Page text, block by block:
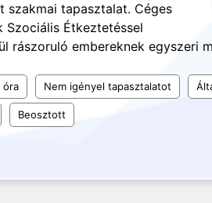
szakmai tapasztalat. Céges
Szociális Étkeztetéssel
rászoruló embereknek egyszeri
óra Nem igényel tapasztalatot
Beosztott